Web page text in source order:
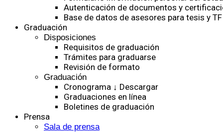
Autenticación de documentos y
Base de datos de asesores para tesis y
Graduación
Disposiciones
Requisitos de graduación
Trámites para graduarse
Revisión de formato
Graduación
Cronograma ↓ Descargar
Graduaciones en línea
Boletines de graduación
Prensa
Sala de prensa